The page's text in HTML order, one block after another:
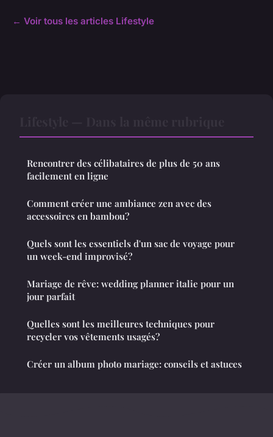
← Voir tous les articles Lifestyle
Rencontrer des célibataires de plus de 50 ans
facilement en ligne
Comment créer une ambiance zen avec des
accessoires en bambou?
Quels sont les essentiels d'un sac de voyage pour
un week-end improvisé?
Mariage de rêve: wedding planner italie pour un
jour parfait
Quelles sont les meilleures techniques pour
recycler vos vêtements usagés?
Créer un album photo mariage: conseils et astuces